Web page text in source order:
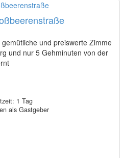
und preiswerte Zimme
und nur 5 Gehminuten von der
1 Tag
als Gastgeber